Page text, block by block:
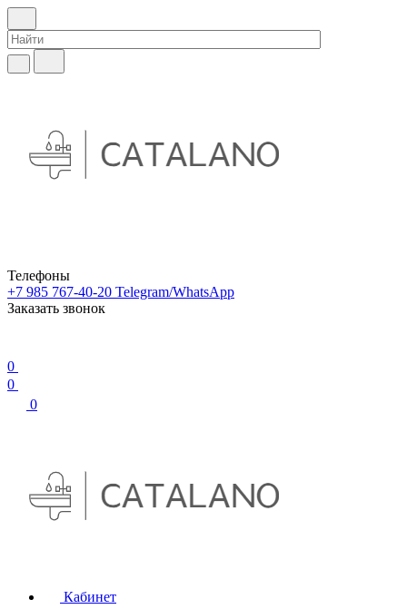
Телефоны
+7 985 767-40-20 Telegram/WhatsApp
Заказать звонок
0
0
0
Кабинет